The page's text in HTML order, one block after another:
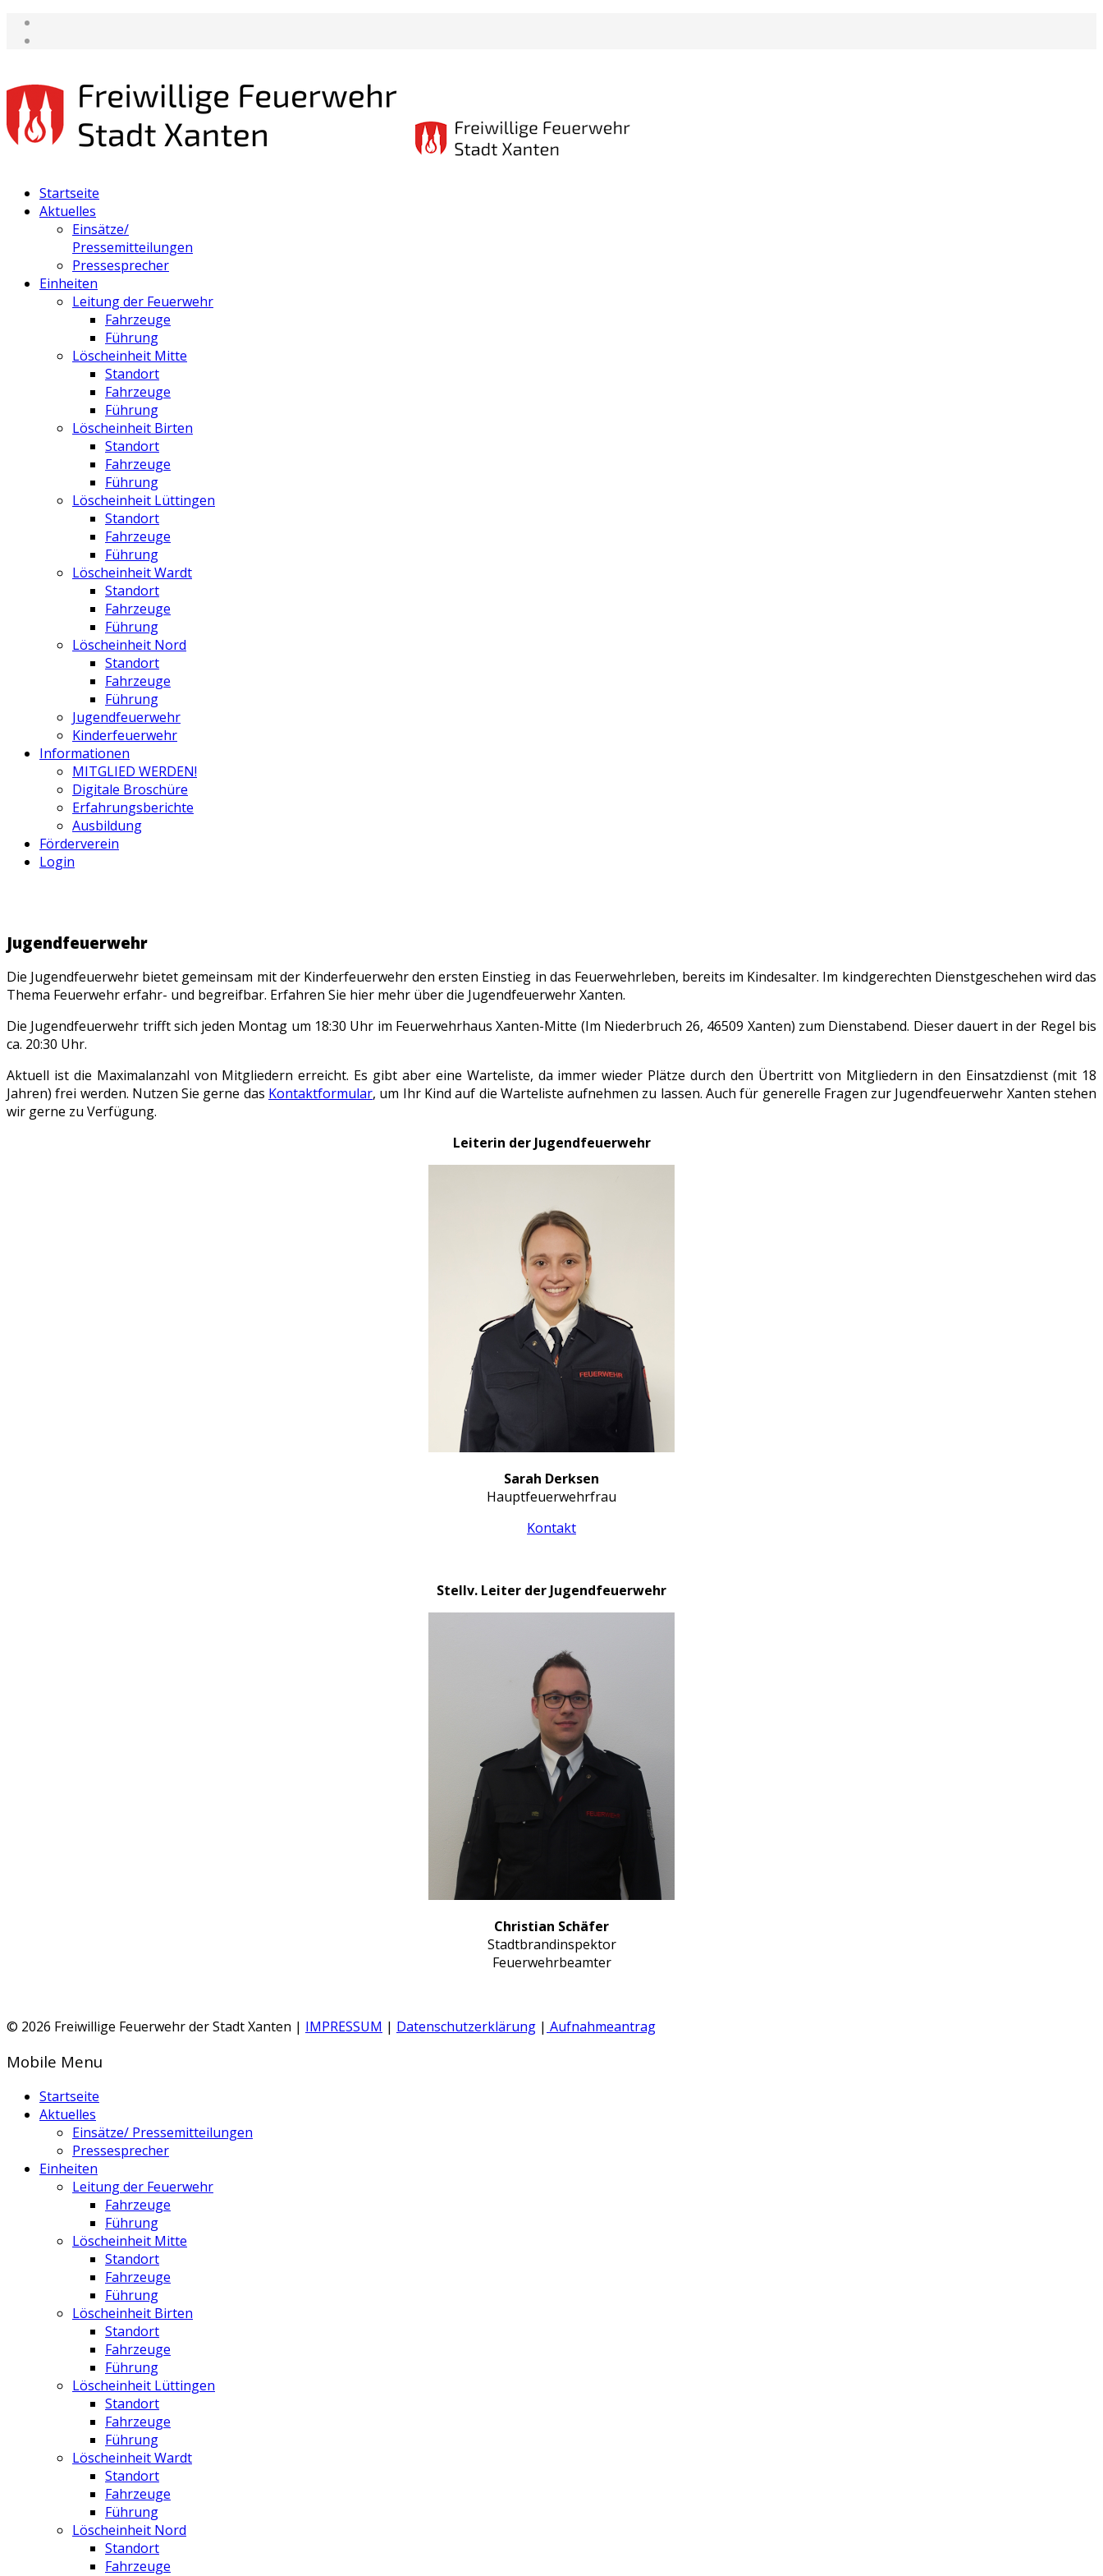
Startseite
Aktuelles
Einsätze/
Pressemitteilungen
Pressesprecher
Einheiten
Leitung der Feuerwehr
Fahrzeuge
Führung
Löscheinheit Mitte
Standort
Fahrzeuge
Führung
Löscheinheit Birten
Standort
Fahrzeuge
Führung
Löscheinheit Lüttingen
Standort
Fahrzeuge
Führung
Löscheinheit Wardt
Standort
Fahrzeuge
Führung
Löscheinheit Nord
Standort
Fahrzeuge
Führung
Jugendfeuerwehr
Kinderfeuerwehr
Informationen
MITGLIED WERDEN!
Digitale Broschüre
Erfahrungsberichte
Ausbildung
Förderverein
Login
Jugendfeuerwehr
Die Jugendfeuerwehr bietet gemeinsam mit der Kinderfeuerwehr den ersten Einstieg in das Feuerwehrleben, bereits im Kindesalter. Im kindgerechten Dienstgeschehen wird das
Thema Feuerwehr erfahr- und begreifbar. Erfahren Sie hier mehr über die Jugendfeuerwehr Xanten.
Die Jugendfeuerwehr trifft sich jeden Montag um 18:30 Uhr im Feuerwehrhaus Xanten-Mitte (Im Niederbruch 26, 46509 Xanten) zum Dienstabend. Dieser dauert in der Regel bis
ca. 20:30 Uhr.
Aktuell ist die Maximalanzahl von Mitgliedern erreicht. Es gibt aber eine Warteliste, da immer wieder Plätze durch den Übertritt von Mitgliedern in den Einsatzdienst (mit 18
Jahren) frei werden. Nutzen Sie gerne das Kontaktformular, um Ihr Kind auf die Warteliste aufnehmen zu lassen. Auch für generelle Fragen zur Jugendfeuerwehr Xanten stehen
wir gerne zu Verfügung.
Leiterin der Jugendfeuerwehr
Sarah Derksen
Hauptfeuerwehrfrau
Kontakt
Stellv. Leiter der Jugendfeuerwehr
Christian Schäfer
Stadtbrandinspektor
Feuerwehrbeamter
© 2026 Freiwillige Feuerwehr der Stadt Xanten | IMPRESSUM | Datenschutzerklärung | Aufnahmeantrag
Mobile Menu
Startseite
Aktuelles
Einsätze/ Pressemitteilungen
Pressesprecher
Einheiten
Leitung der Feuerwehr
Fahrzeuge
Führung
Löscheinheit Mitte
Standort
Fahrzeuge
Führung
Löscheinheit Birten
Standort
Fahrzeuge
Führung
Löscheinheit Lüttingen
Standort
Fahrzeuge
Führung
Löscheinheit Wardt
Standort
Fahrzeuge
Führung
Löscheinheit Nord
Standort
Fahrzeuge